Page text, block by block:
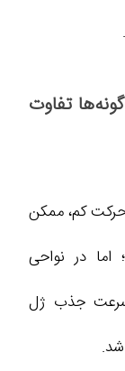
تفاوت
حرکت کم، ممکن
اما در نواحی
سرعت جذب ژل